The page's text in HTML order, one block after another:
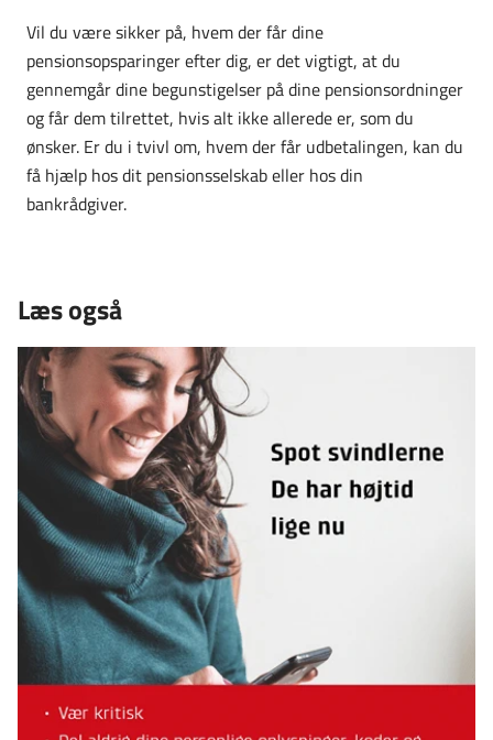
Vil du være sikker på, hvem der får dine
pensionsopsparinger efter dig, er det vigtigt, at du
gennemgår dine begunstigelser på dine pensionsordninger
og får dem tilrettet, hvis alt ikke allerede er, som du
ønsker. Er du i tvivl om, hvem der får udbetalingen, kan du
få hjælp hos dit pensionsselskab eller hos din
bankrådgiver.
Læs også